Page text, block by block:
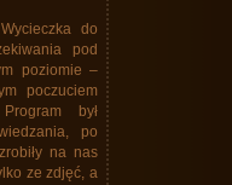
Nie pierwszy
już kilka razy z
dobre hotele, fajny
dla tych, którzy
oferty, ale to co
Donald Trump
Lecieliśmy
lotnisko